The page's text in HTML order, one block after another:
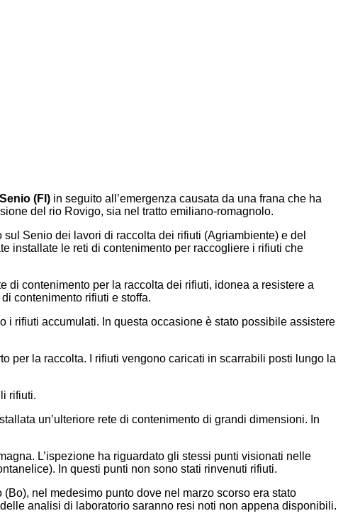
(FI) in seguito all’emergenza causata da una frana che ha
del rio Rovigo, sia nel tratto emiliano-romagnolo.
Senio dei lavori di raccolta dei rifiuti (Agriambiente) e del
installate le reti di contenimento per raccogliere i rifiuti che
di contenimento per la raccolta dei rifiuti, idonea a resistere a
contenimento rifiuti e stoffa.
i rifiuti accumulati. In questa occasione è stato possibile assistere
per la raccolta. I rifiuti vengono caricati in scarrabili posti lungo la
rifiuti.
un’ulteriore rete di contenimento di grandi dimensioni. In
L’ispezione ha riguardato gli stessi punti visionati nelle
In questi punti non sono stati rinvenuti rifiuti.
nel medesimo punto dove nel marzo scorso era stato
analisi di laboratorio saranno resi noti non appena disponibili.